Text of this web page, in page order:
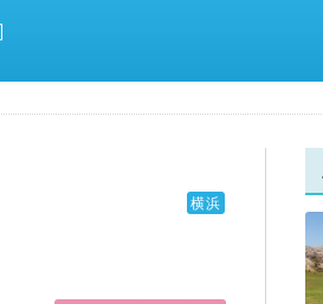
横浜